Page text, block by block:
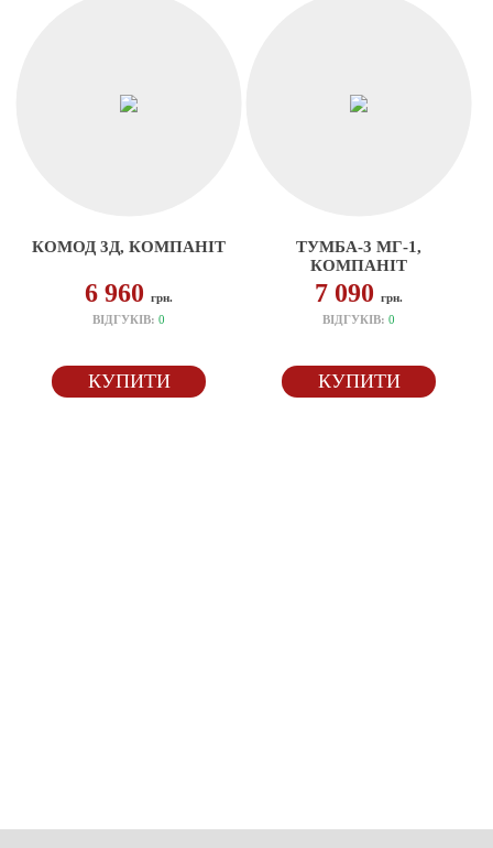
КОМОД 3Д, КОМПАНІТ
6 960грн.
ВІДГУКІВ:0
КУПИТИ
ТУМБА-3 МГ-1,
КОМПАНІТ
7 090грн.
ВІДГУКІВ:0
КУПИТИ